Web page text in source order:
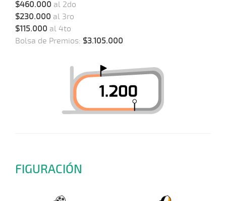
$460.000 al 2do
$230.000 al 3ro
$115.000 al 4to
Bolsa de Premios: $3.105.000
FIGURACIÓN